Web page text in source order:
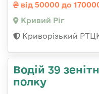
від 50000 до
Кривий Ріг
Криворізький
Водій 39
полку